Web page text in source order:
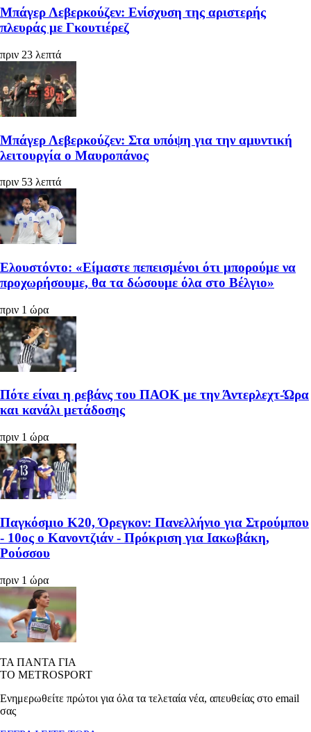
Μπάγερ Λεβερκούζεν: Ενίσχυση της αριστερής
πλευράς με Γκουτιέρεζ
πριν 23 λεπτά
Μπάγερ Λεβερκούζεν: Στα υπόψη για την αμυντική
λειτουργία ο Μαυροπάνος
πριν 53 λεπτά
Ελουστόντο: «Είμαστε πεπεισμένοι ότι μπορούμε να
προχωρήσουμε, θα τα δώσουμε όλα στο Βέλγιο»
πριν 1 ώρα
Πότε είναι η ρεβάνς του ΠΑΟΚ με την Άντερλεχτ-Ώρα
και κανάλι μετάδοσης
πριν 1 ώρα
Παγκόσμιο Κ20, Όρεγκον: Πανελλήνιο για Στρούμπου
- 10ος ο Κανοντζιάν - Πρόκριση για Ιακωβάκη,
Ρούσσου
πριν 1 ώρα
ΤΑ ΠΑΝΤΑ ΓΙΑ
ΤΟ METROSPORT
Ενημερωθείτε πρώτοι για όλα τα τελεταία νέα, απευθείας στο email
σας